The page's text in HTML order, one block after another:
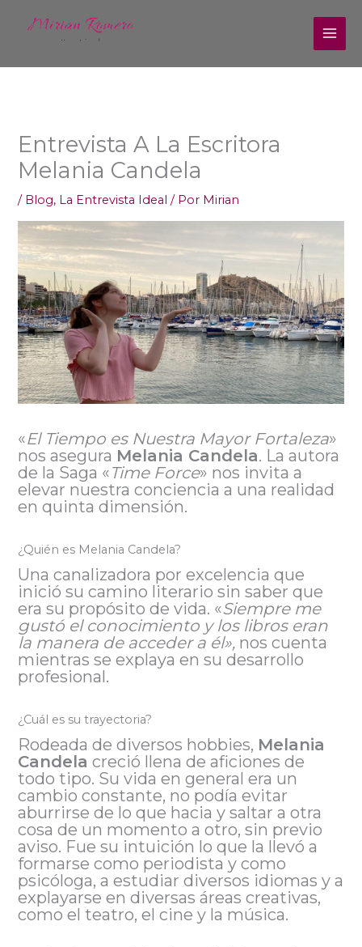
Entrevista A La Escritora
Melania Candela
/ Blog, La Entrevista Ideal / Por Mirian
«El Tiempo es Nuestra Mayor Fortaleza»
nos asegura Melania Candela. La autora
de la Saga «Time Force» nos invita a
elevar nuestra conciencia a una realidad
en quinta dimensión.
¿Quién es Melania Candela?
Una canalizadora por excelencia que
inició su camino literario sin saber que
era su propósito de vida. «Siempre me
gustó el conocimiento y los libros eran
la manera de acceder a él», nos cuenta
mientras se explaya en su desarrollo
profesional.
¿Cuál es su trayectoria?
Rodeada de diversos hobbies, Melania
Candela creció llena de aficiones de
todo tipo. Su vida en general era un
cambio constante, no podía evitar
aburrirse de lo que hacia y saltar a otra
cosa de un momento a otro, sin previo
aviso. Fue su intuición lo que la llevó a
formarse como periodista y como
psicóloga, a estudiar diversos idiomas y a
explayarse en diversas áreas creativas,
como el teatro, el cine y la música.